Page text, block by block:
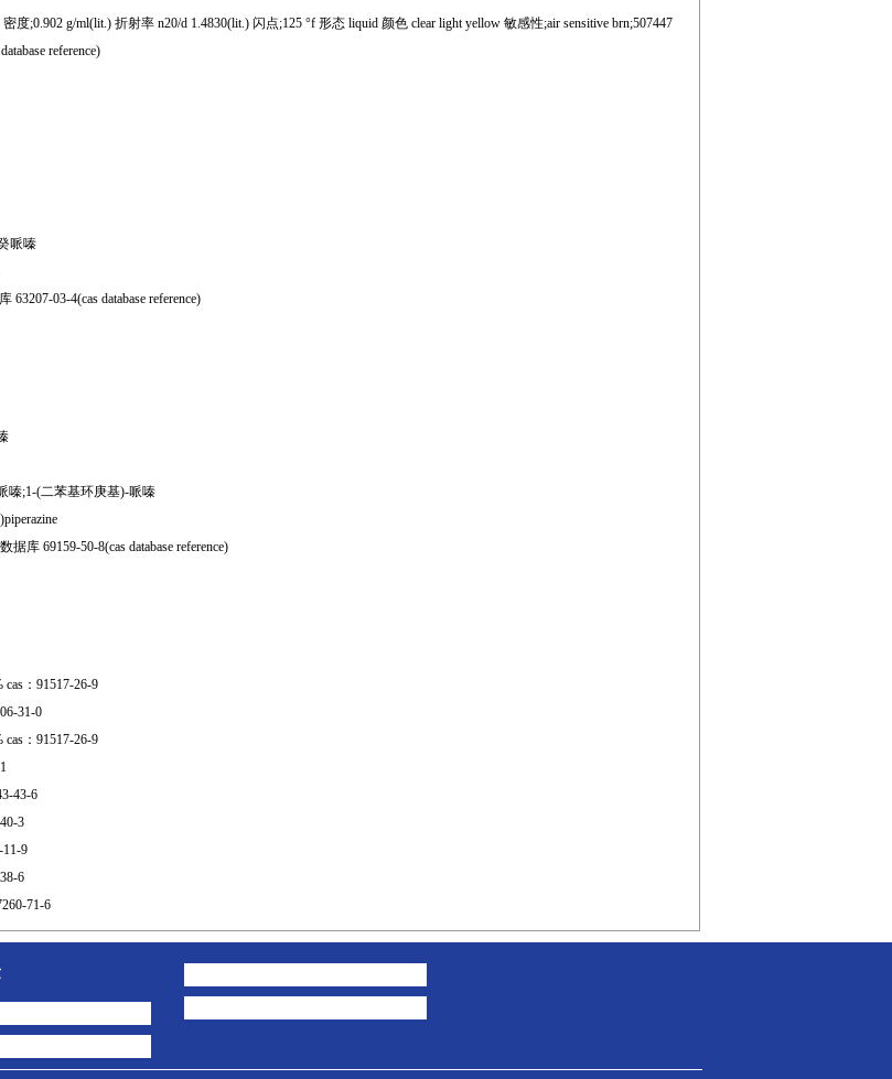
度;0.902 g/ml(lit.) 折射率 n20/d 1.4830(lit.) 闪点;125 °f 形态 liquid 颜色 clear light yellow 敏感性;air sensitive brn;507447
reference)
哌嗪
63207-03-4(cas database reference)
嗪;1-(二苯基环庚基)-哌嗪
据库 69159-50-8(cas database reference)
：91517-26-9
31-0
：91517-26-9
43-6
3
11-9
6
71-6